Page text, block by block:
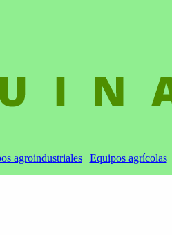
agroindustriales| Equipos agrícolas|